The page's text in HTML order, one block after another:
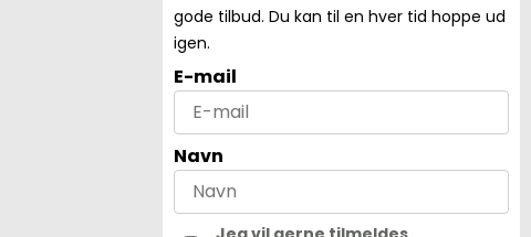
gode tilbud. Du kan til en hver tid hoppe ud
igen.
E-mail
Navn